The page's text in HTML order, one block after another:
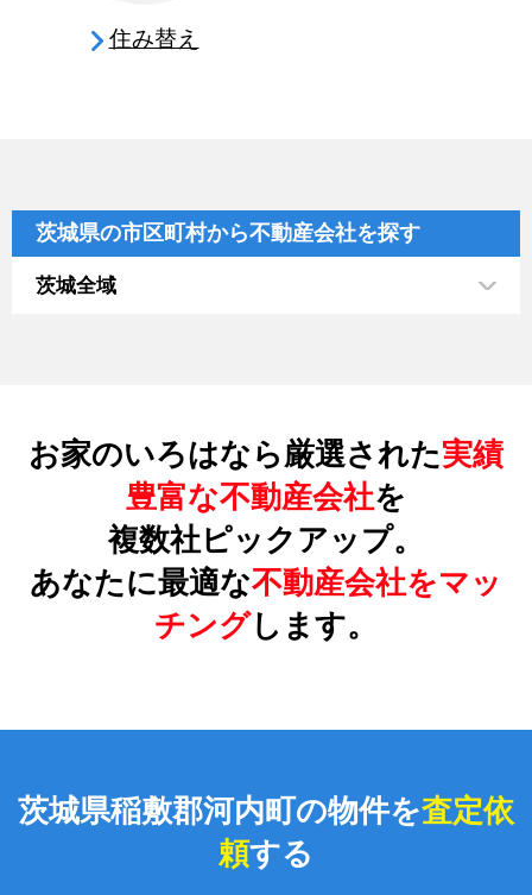
住み替え
茨城県の市区町村から不動産会社を探す
茨城全域
お家のいろはなら厳選された実績
豊富な不動産会社を
複数社ピックアップ。
あなたに最適な不動産会社をマッ
チングします。
茨城県稲敷郡河内町の物件を査定依
頼する